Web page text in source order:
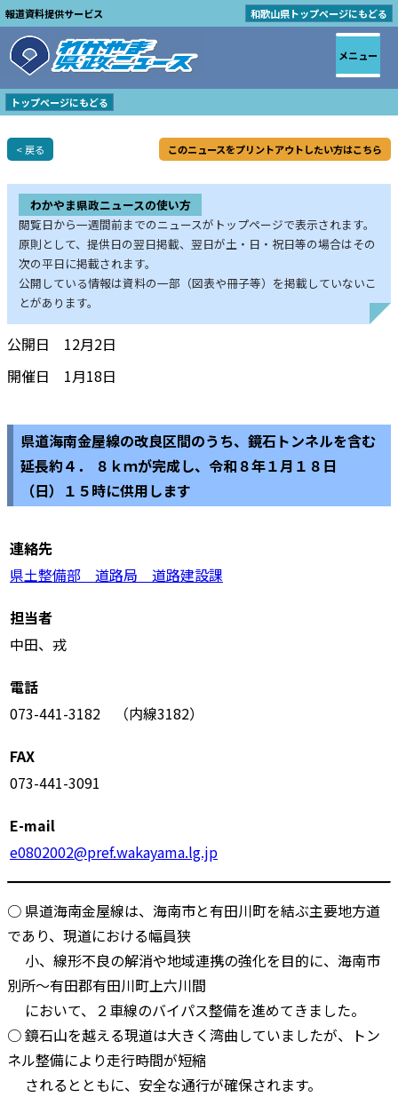
報道資料提供サービス 和歌山県トップページにもどる
トップページにもどる
< 戻る このニュースをプリントアウトしたい方はこちら
わかやま県政ニュースの使い方
閲覧日から一週間前までのニュースがトップページで表示されます。
原則として、提供日の翌日掲載、翌日が土・日・祝日等の場合はその
次の平日に掲載されます。
公開している情報は資料の一部（図表や冊子等）を掲載していないこ
とがあります。
公開日 12月2日
開催日 1月18日
県道海南金屋線の改良区間のうち、鏡石トンネルを含む
延長約４． ８ｋｍが完成し、令和８年１月１８日
（日）１５時に供用します
連絡先
県土整備部 道路局 道路建設課
担当者
中田、戎
電話
073-441-3182 （内線3182）
FAX
073-441-3091
E-mail
e0802002@pref.wakayama.lg.jp
○ 県道海南金屋線は、海南市と有田川町を結ぶ主要地方道
であり、現道における幅員狭
小、線形不良の解消や地域連携の強化を目的に、海南市
別所～有田郡有田川町上六川間
において、２車線のバイパス整備を進めてきました。
○ 鏡石山を越える現道は大きく湾曲していましたが、トン
ネル整備により走行時間が短縮
されるとともに、安全な通行が確保されます。
メニュー